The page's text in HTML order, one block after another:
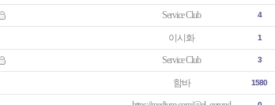
Service Club 4
이시화 1
Service Club 3
함바 1580